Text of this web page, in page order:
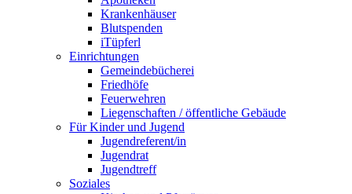
Krankenhäuser
Blutspenden
iTüpferl
Einrichtungen
Gemeindebücherei
Friedhöfe
Feuerwehren
Liegenschaften / öffentliche Gebäude
Für Kinder und Jugend
Jugendreferent/in
Jugendrat
Jugendtreff
Soziales